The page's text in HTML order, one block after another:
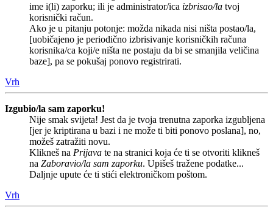
ime i(li) zaporku; ili je administrator/ica izbrisao/la tvoj
korisnički račun.
Ako je u pitanju potonje: možda nikada nisi ništa postao/la,
[uobičajeno je periodično izbrisivanje korisničkih računa
korisnika/ca koji/e ništa ne postaju da bi se smanjila veličina
baze], pa se pokušaj ponovo registrirati.
Vrh
Izgubio/la sam zaporku!
Nije smak svijeta! Jest da je tvoja trenutna zaporka izgubljena
[jer je kriptirana u bazi i ne može ti biti ponovo poslana], no,
možeš zatražiti novu.
Klikneš na Prijava te na stranici koja će ti se otvoriti klikneš
na Zaboravio/la sam zaporku. Upišeš tražene podatke...
Daljnje upute će ti stići elektroničkom poštom.
Vrh